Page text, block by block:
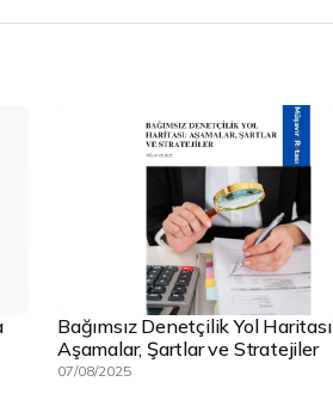
Bağımsız Denetçilik Yol Haritası
Aşamalar, Şartlar ve Stratejiler
07/08/2025